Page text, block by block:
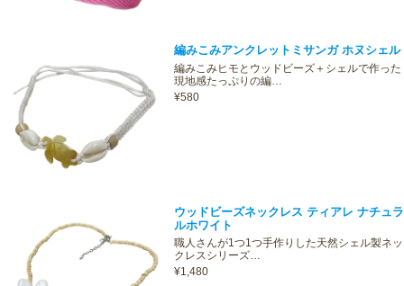
編みこみアンクレットミサンガ ホヌシェル
編みこみヒモとウッドビーズ＋シェルで作った
現地感たっぷりの編…
¥580
ウッドビーズネックレス ティアレ ナチュラ
ルホワイト
職人さんが1つ1つ手作りした天然シェル製ネッ
クレスシリーズ…
¥1,480